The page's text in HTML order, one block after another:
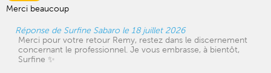
Merci beaucoup
Réponse de Surfine Sabaro le 18 juillet 2026
Merci pour votre retour Remy, restez dans le discernement
concernant le professionnel. Je vous embrasse, à bientôt,
Surfine ✨